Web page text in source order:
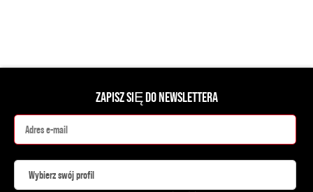
ZAPISZ SIĘ DO NEWSLETTERA